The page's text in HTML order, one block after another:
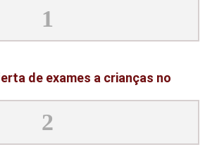
1
de exames a crianças no
2